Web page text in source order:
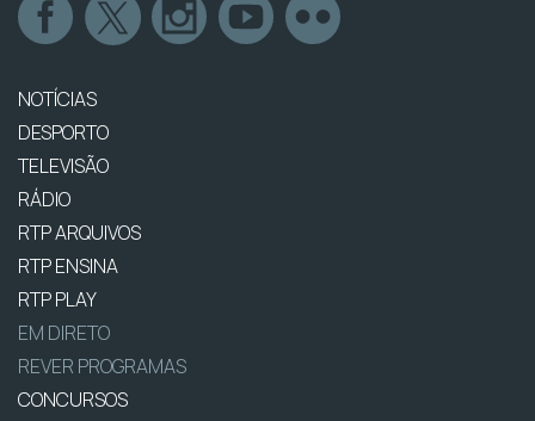
NOTÍCIAS
DESPORTO
TELEVISÃO
RÁDIO
RTP ARQUIVOS
RTP ENSINA
RTP PLAY
EM DIRETO
REVER PROGRAMAS
CONCURSOS